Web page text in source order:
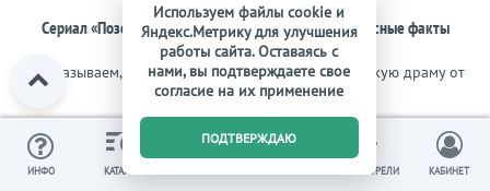
Сериал «Позолоченный век»: сюжет, герои и интересные факты
Рассказываем, почему стоит посмотреть историческую драму от
создателей «Аббатства Даунтон».
ИНФО КАТАЛОГ
0
ВЫ СМОТРЕЛИ КАБИНЕТ
Используем файлы cookie и
Яндекс.Метрику для улучшения
работы сайта. Оставаясь с
нами, вы подтверждаете свое
согласие на их применение
ПОДТВЕРЖДАЮ